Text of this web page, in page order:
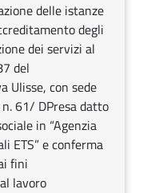
delle istanze
degli
dei servizi al
del
Ulisse, con sede
n. 61/ DPresa datto
in “Agenzia
ETS” e conferma
fini
lavoro